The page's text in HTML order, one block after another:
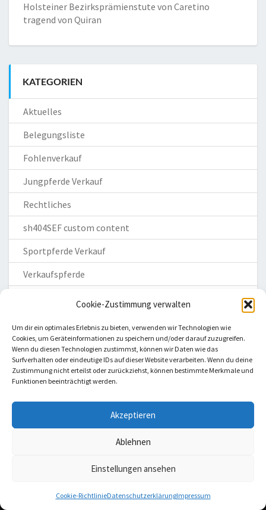
Cookie-Zustimmung verwalten
Um dir ein optimales Erlebnis zu bieten, verwenden wir Technologien wie
Cookies, um Geräteinformationen zu speichern und/oder darauf zuzugreifen.
Wenn du diesen Technologien zustimmst, können wir Daten wie das
Surfverhalten oder eindeutige IDs auf dieser Website verarbeiten. Wenn du deine
Zustimmung nicht erteilst oder zurückziehst, können bestimmte Merkmale und
Funktionen beeinträchtigt werden.
Akzeptieren
Ablehnen
Einstellungen ansehen
Cookie-RichtlinieDatenschutzerklärungImpressum
Holsteiner Bezirksprämienstute von Caretino
tragend von Quiran
KATEGORIEN
Aktuelles
Belegungsliste
Fohlenverkauf
Jungpferde Verkauf
Rechtliches
sh404SEF custom content
Sportpferde Verkauf
Verkaufspferde
Zuchtsuten
Homepage
Datenschutzerklärung